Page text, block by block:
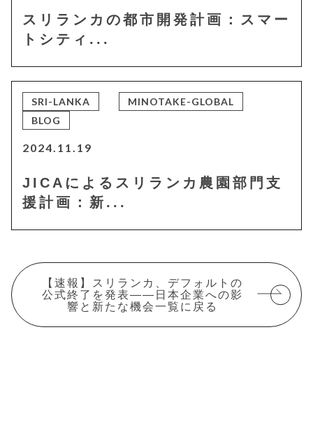
スリランカの都市開発計画：スマー
トシティ...
SRI-LANKA
MINOTAKE-GLOBAL
BLOG
2024.11.19
JICAによるスリランカ農園部門支
援計画：新...
【速報】スリランカ、デフォルトの
公式終了を発表——日本企業への影
響と新たな機会一覧に戻る